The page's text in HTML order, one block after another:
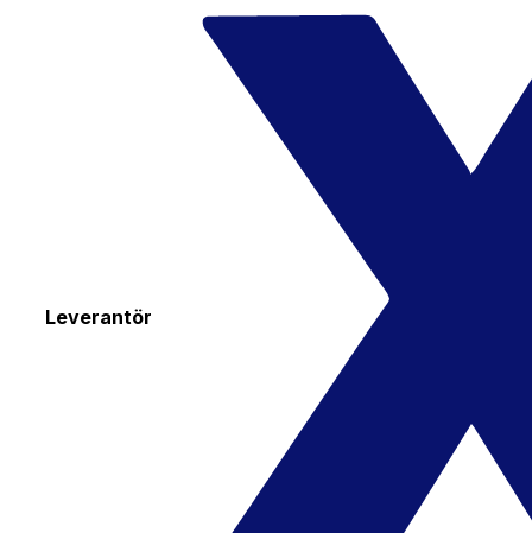
Leverantör